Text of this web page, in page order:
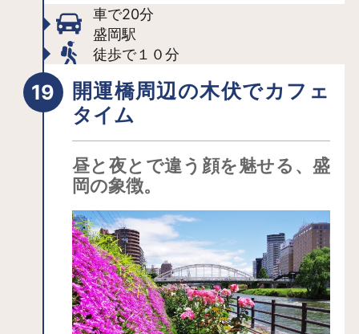
泉、肌表面の老廃物を落としてツルツ
ルにする美肌の湯として有名です。話
題の天然保湿成分メタケイ酸も含まれ
ているのも注目のポイント！
盛岡駅から車で30分とアクセスも良
く、周辺には「小岩井農場」や「盛岡
手作り村」といった観光スポットがあ
るほか、十和田湖、八幡平、角館、浄
土ヶ浜、平泉といった観光名所へのア
クセスもしやすく、北東北の観光拠点
としてもおすすめ。温泉街には大小さ
まざま宿があり、お気に入りの宿が見
つけられそうです。
夏の御所湖まつりでは湖上に美しい花
火が打ち上げられます。桜、新緑、紅
車で20分
盛岡駅
徒歩で１０分
開運橋周辺の木伏でカフェ
タイム
昼と夜とで違う顔を魅せる、盛
岡の象徴。